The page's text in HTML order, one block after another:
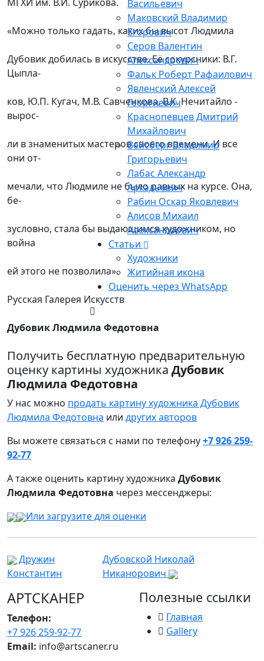
Васильевич
Маковский Владимир
Егорович
Серов Валентин
Александрович
Фальк Роберт Рафаилович
Явленский Алексей
Георгиевич
Краснопевцев Дмитрий
Михайлович
Вейсберг Владимир
Григорьевич
Лабас Александр
Аркадьевич
Рабин Оскар Яковлевич
Алисов Михаил
Александрович
Статьи
Художники
Житийная икона
Оценить через WhatsApp
«Можно только гадать, каких бы высот Людмила
Дубовик добилась в искусстве. Её сокурсники: В.Г.
Цыпла-
ков, Ю.П. Кугач, М.В. Савченкова, В.К. Нечитайло -
вырос-
ли в знаменитых мастеров своего времени. И все
они от-
мечали, что Людмиле не было равных на курсе. Она,
бе-
зусловно, стала бы выдающимся художником, но
война
ей этого не позволила».
Русская Галерея Искусств
Дубовик Людмила Федотовна
Получить бесплатную предварительную
оценку картины художника Дубовик
Людмила Федотовна
У нас можно продать картину художника Дубовик
Людмила Федотовна или других авторов
Вы можете связаться с нами по телефону+7 926 259-
92-77
А также оценить картину художника Дубовик
Людмила Федотовна через мессенджеры:
Или загрузите для оценки
Дружин
Константин
Дубовской Николай
Никанорович
АРТСКАНЕР
Телефон:
+7 926 259-92-77
Email: info@artscaner.ru
Полезные ссылки
Главная
Gallery